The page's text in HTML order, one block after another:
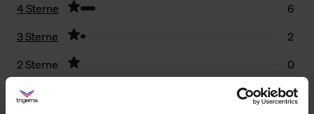
4 Sterne
6
3 Sterne
2
2 Sterne
0
1 Stern
0